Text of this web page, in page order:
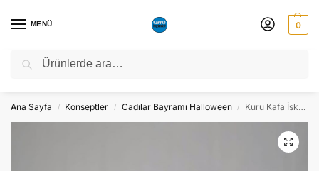
MENÜ 0
NATO ZİRVESİ NEDENİYLE 06-10 TEMMUZ TARİHLERİ ARASINDA
Ana Sayfa / Konseptler / Cadılar Bayramı Halloween / Kuru Kafa İskelet Eller Maket Seti – Ayaklı Dekor Süs